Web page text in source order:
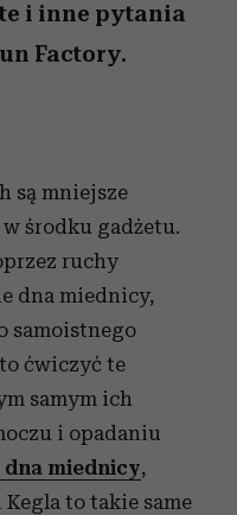
i inne pytania
Factory.
są mniejsze
środku gadżetu.
ruchy
dna miednicy,
samoistnego
ćwiczyć te
samym ich
i opadaniu
dna miednicy,
to takie same